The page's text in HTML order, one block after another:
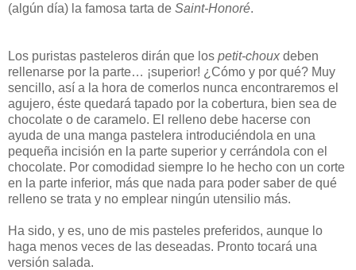
(algún día) la famosa tarta de Saint-Honoré.
Los puristas pasteleros dirán que los petit-choux deben
rellenarse por la parte… ¡superior! ¿Cómo y por qué? Muy
sencillo, así a la hora de comerlos nunca encontraremos el
agujero, éste quedará tapado por la cobertura, bien sea de
chocolate o de caramelo. El relleno debe hacerse con
ayuda de una manga pastelera introduciéndola en una
pequeña incisión en la parte superior y cerrándola con el
chocolate. Por comodidad siempre lo he hecho con un corte
en la parte inferior, más que nada para poder saber de qué
relleno se trata y no emplear ningún utensilio más.
Ha sido, y es, uno de mis pasteles preferidos, aunque lo
haga menos veces de las deseadas. Pronto tocará una
versión salada.